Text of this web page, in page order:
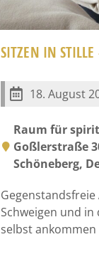
SITZEN IN
18. August
Raum für
Goßlerstraße
Schöneberg,
Schweigen und in
selbst ankommen